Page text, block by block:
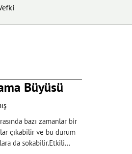
Büyüsü
bazı zamanlar bir
çıkabilir ve bu durum
da sokabilir.Etkili